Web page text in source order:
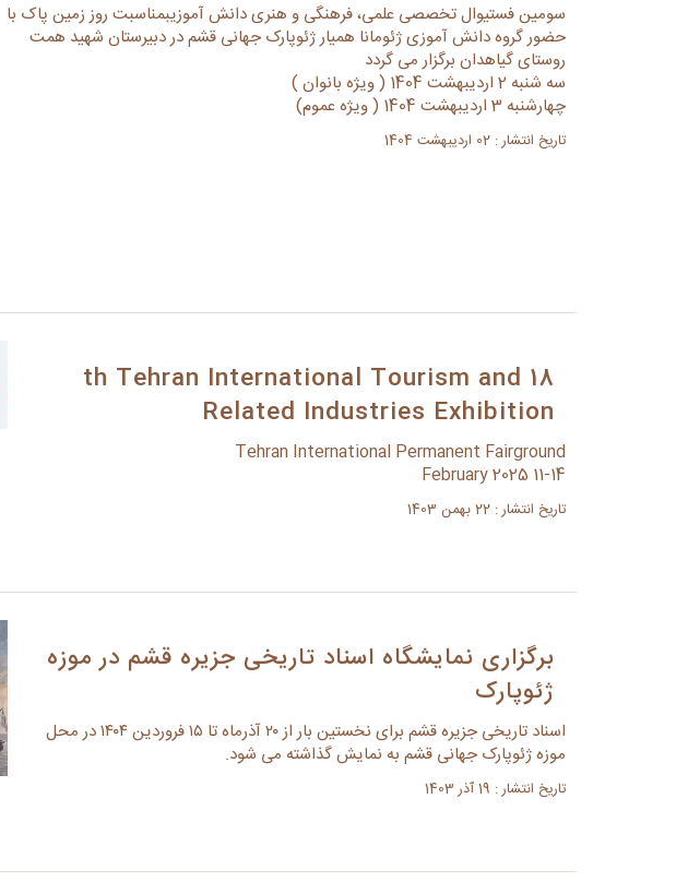
سومین فستیوال تخصصی علمی، فرهنگی و هنری دانش آموزیبمناسبت روز زمین پاک با
حضور گروه دانش آموزی ژئومانا همیار ژئوپارک جهانی قشم در دبیرستان شهید همت
روستای گیاهدان برگزار می گردد
سه شنبه 2 اردیبهشت 1404 ( ویژه بانوان )
چهارشنبه 3 اردیبهشت 1404 ( ویژه عموم)
تاریخ انتشار : 02 اردیبهشت 1404
18 th Tehran International Tourism and
Related Industries Exhibition
Tehran International Permanent Fairground
11-14 February 2025
تاریخ انتشار : 22 بهمن 1403
برگزاری نمایشگاه اسناد تاریخی جزیره قشم در موزه
ژئوپارک
اسناد تاریخی جزیره قشم برای نخستین بار از ۲۰ آذرماه تا ۱۵ فروردین ۱۴۰۴ در محل
موزه ژئوپارک جهانی قشم به نمایش گذاشته می شود.
تاریخ انتشار : 19 آذر 1403